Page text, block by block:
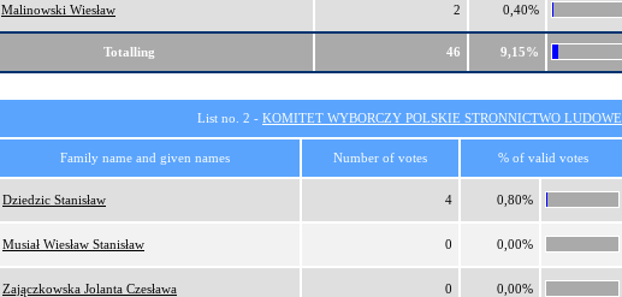
Malinowski Wiesław 2 0,40%
Totalling 46 9,15%
List no. 2 - KOMITET WYBORCZY POLSKIE STRONNICTWO LUDOWE
Family name and given names Number of votes % of valid votes
Dziedzic Stanisław 4 0,80%
Musiał Wiesław Stanisław 0 0,00%
Zajączkowska Jolanta Czesława 0 0,00%